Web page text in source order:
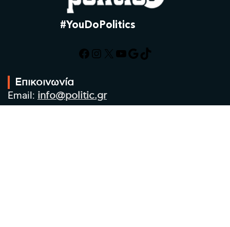
#YouDoPolitics
Facebook
Instagram
X YouTube
Google
TikTok
Επικοινωνία
Email: info@politic.gr
Τηλ: